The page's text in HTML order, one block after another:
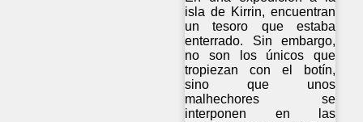
isla de Kirrin, encuentran
un tesoro que estaba
enterrado. Sin embargo,
no son los únicos que
tropiezan con el botín,
sino que unos
malhechores se
interponen en las